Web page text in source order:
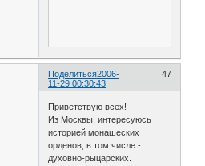
Поделиться 47
2006-
11-29 00:30:43
Приветствую всех!
Из Москвы, интересуюсь
историей монашеских
орденов, в том числе -
духовно-рыцарских.